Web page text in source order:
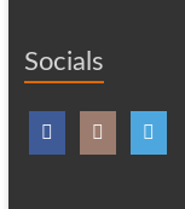
Socials